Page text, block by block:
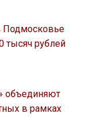
Подмосковье
тысяч рублей
объединяют
в рамках